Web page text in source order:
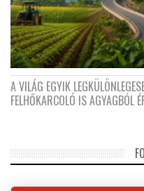
A VILÁG EGYIK
FELHŐKARCOLÓ IS AGYAGBÓL